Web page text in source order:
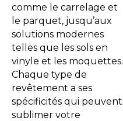
comme le carrelage et
le parquet, jusqu’aux
solutions modernes
telles que les sols en
vinyle et les moquettes.
Chaque type de
revêtement a ses
spécificités qui peuvent
sublimer votre